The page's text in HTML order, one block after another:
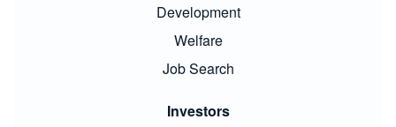
Development
Welfare
Job Search
Investors